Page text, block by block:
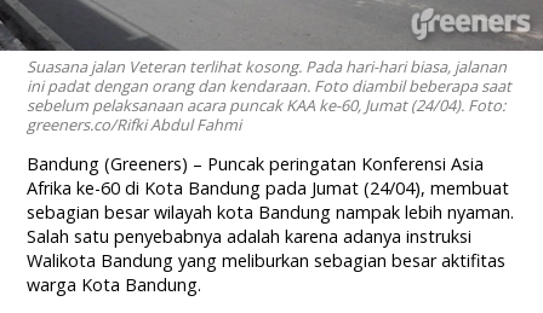
Suasana jalan Veteran terlihat kosong. Pada hari-hari biasa, jalanan
ini padat dengan orang dan kendaraan. Foto diambil beberapa saat
sebelum pelaksanaan acara puncak KAA ke-60, Jumat (24/04). Foto:
greeners.co/Rifki Abdul Fahmi
Bandung (Greeners) – Puncak peringatan Konferensi Asia
Afrika ke-60 di Kota Bandung pada Jumat (24/04), membuat
sebagian besar wilayah kota Bandung nampak lebih nyaman.
Salah satu penyebabnya adalah karena adanya instruksi
Walikota Bandung yang meliburkan sebagian besar aktifitas
warga Kota Bandung.